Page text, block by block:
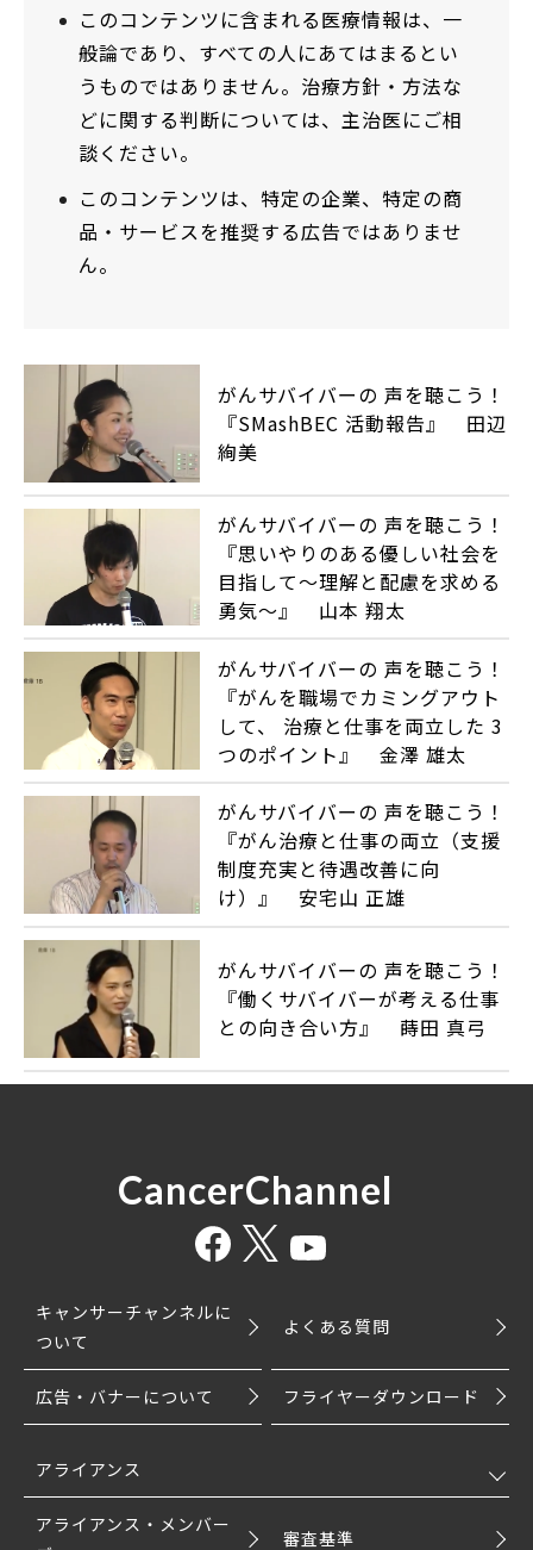
このコンテンツに含まれる医療情報は、一
般論であり、すべての人にあてはまるとい
うものではありません。治療方針・方法な
どに関する判断については、主治医にご相
談ください。
このコンテンツは、特定の企業、特定の商
品・サービスを推奨する広告ではありませ
ん。
がんサバイバーの 声を聴こう！
『SMashBEC 活動報告』 田辺
絢美
がんサバイバーの 声を聴こう！
『思いやりのある優しい社会を
目指して～理解と配慮を求める
勇気～』 山本 翔太
がんサバイバーの 声を聴こう！
『がんを職場でカミングアウト
して、 治療と仕事を両立した 3
つのポイント』 金澤 雄太
がんサバイバーの 声を聴こう！
『がん治療と仕事の両立（支援
制度充実と待遇改善に向
け）』 安宅山 正雄
がんサバイバーの 声を聴こう！
『働くサバイバーが考える仕事
との向き合い方』 蒔田 真弓
CancerChannel
キャンサーチャンネルに
ついて
よくある質問
広告・バナーについて フライヤーダウンロード
アライアンス
アライアンス・メンバー
審査基準